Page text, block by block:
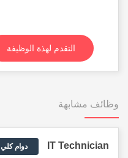
التقدم لهذة الوظيفة
وظائف مشابهة
IT Technician دوام كلي